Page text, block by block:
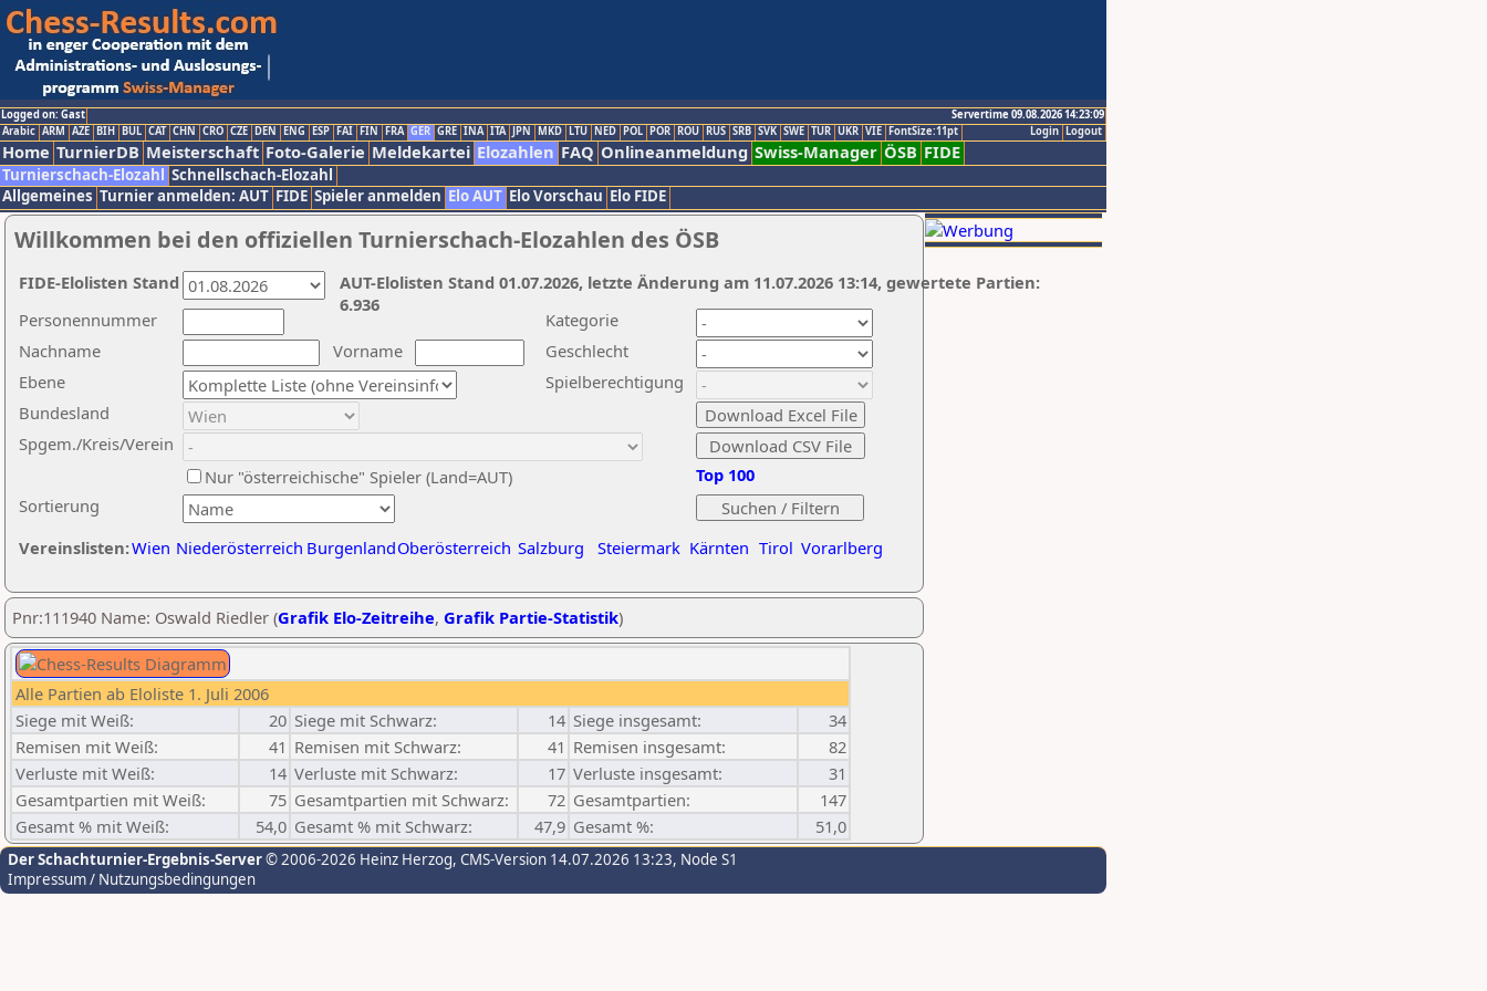
Logged on: Gast
Servertime 09.08.2026 14:23:09
Logout
Login
Arabic ARM AZE BIH BUL CAT CHN CRO CZE DEN ENG ESP FAI FIN FRA GER GRE INA ITA JPN MKD LTU NED POL POR ROU RUS SRB SVK SWE TUR UKR VIE FontSize:11pt
Home TurnierDB Meisterschaft Foto-Galerie Meldekartei Elozahlen FAQ Onlineanmeldung Swiss-Manager ÖSB FIDE
Turnierschach-Elozahl Schnellschach-Elozahl
Allgemeines Turnier anmelden: AUT FIDE Spieler anmelden Elo AUT Elo Vorschau Elo FIDE
Willkommen bei den offiziellen Turnierschach-Elozahlen des ÖSB
Nachname
Vorname
Ebene
Kategorie
Sortierung
Personennummer
Bundesland
Spgem./Kreis/Verein
Geschlecht
Nur "österreichische" Spieler (Land=AUT)
Spielberechtigung
Vereinslisten:Wien Niederösterreich BurgenlandOberösterreich Salzburg Steiermark Kärnten Tirol Vorarlberg
Top 100
AUT-Elolisten Stand 01.07.2026, letzte Änderung am 11.07.2026 13:14, gewertete Partien:
6.936
FIDE-Elolisten Stand
Pnr:111940 Name: Oswald Riedler (Grafik Elo-Zeitreihe, Grafik Partie-Statistik)
Alle Partien ab Eloliste 1. Juli 2006
Siege mit Weiß:
20 Siege mit Schwarz: 14 Siege insgesamt:
34
Remisen mit Weiß:
41 Remisen mit Schwarz: 41 Remisen insgesamt:
82
Verluste mit Weiß:
14 Verluste mit Schwarz: 17 Verluste insgesamt:
31
Gesamtpartien mit Weiß:
75 Gesamtpartien mit Schwarz: 72 Gesamtpartien:
147
Gesamt % mit Weiß:
54,0 Gesamt % mit Schwarz: 47,9 Gesamt %: 51,0
Der Schachturnier-Ergebnis-Server© 2006-2026 Heinz Herzog, CMS-Version 14.07.2026 13:23, Node S1
Impressum / Nutzungsbedingungen